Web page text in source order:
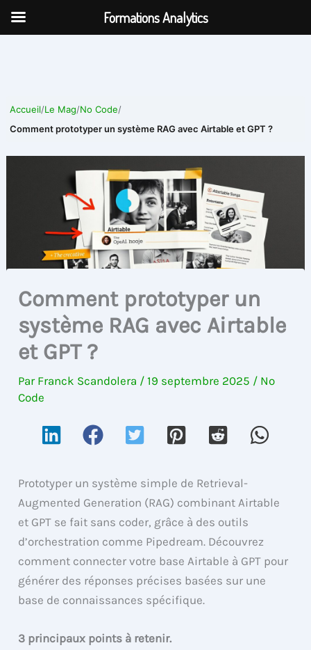
Aller
Accueil/Le Mag/No Code/
Comment prototyper un système RAG avec Airtable et GPT ?
Comment prototyper un
système RAG avec Airtable
et GPT ?
Par Franck Scandolera /19 septembre 2025 / No
Code
Prototyper un système simple de Retrieval-
Augmented Generation (RAG) combinant Airtable
et GPT se fait sans coder, grâce à des outils
d’orchestration comme Pipedream. Découvrez
comment connecter votre base Airtable à GPT pour
générer des réponses précises basées sur une
base de connaissances spécifique.
3 principaux points à retenir.
Formations Analytics